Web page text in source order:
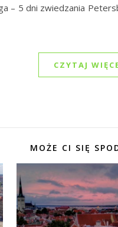
– 5 dni zwiedzania
CZYTAJ
MOŻE CI SIĘ